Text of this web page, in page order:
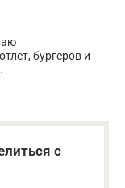
бургеров и
с